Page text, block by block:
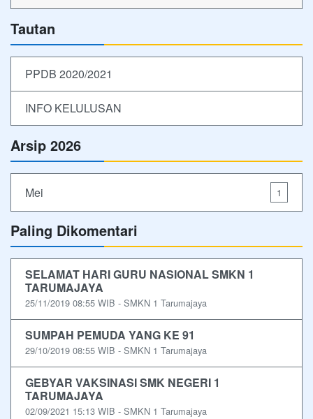
Tautan
PPDB 2020/2021
INFO KELULUSAN
Arsip 2026
Mei 1
Paling Dikomentari
SELAMAT HARI GURU NASIONAL SMKN 1
TARUMAJAYA
25/11/2019 08:55 WIB - SMKN 1 Tarumajaya
SUMPAH PEMUDA YANG KE 91
29/10/2019 08:55 WIB - SMKN 1 Tarumajaya
GEBYAR VAKSINASI SMK NEGERI 1
TARUMAJAYA
02/09/2021 15:13 WIB - SMKN 1 Tarumajaya